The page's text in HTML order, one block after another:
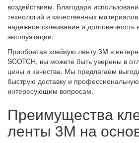
воздействиям. Благодаря
технологий и качественных
надежное склеивание и
эксплуатации.
Приобретая клейкую ленту 3M в
SCOTCH, вы можете быть уверены в
цены и качества. Мы предлагаем
быструю доставку и
интересующим вопросам.
Преимущества
ленты 3М на